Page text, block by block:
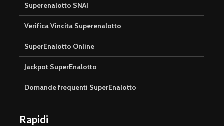
Superenalotto SNAI
Verifica Vincita Superenalotto
SuperEnalotto Online
Jackpot SuperEnalotto
Domande frequenti SuperEnalotto
Rapidi